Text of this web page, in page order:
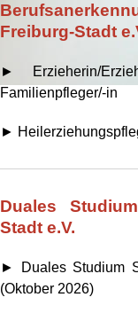
Freiburg-Stadt
► Erzieherin/
Familienpfleger/-in
►
Duales
Stadt e.V.
► Duales Studium
(Oktober 2026)